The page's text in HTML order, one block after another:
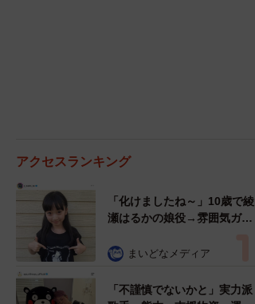
アクセスランキング
「化けましたね～」10歳で綾
瀬はるかの娘役→雰囲気ガラ
雰囲気が」「宝塚に入れそ
まいどなメディア
「不謹慎でないかと」実力派